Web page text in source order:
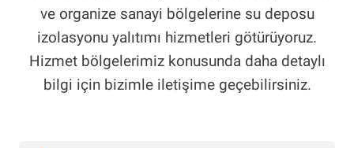
ve organize sanayi bölgelerine su deposu
izolasyonu yalıtımı hizmetleri götürüyoruz.
Hizmet bölgelerimiz konusunda daha detaylı
bilgi için bizimle iletişime geçebilirsiniz.